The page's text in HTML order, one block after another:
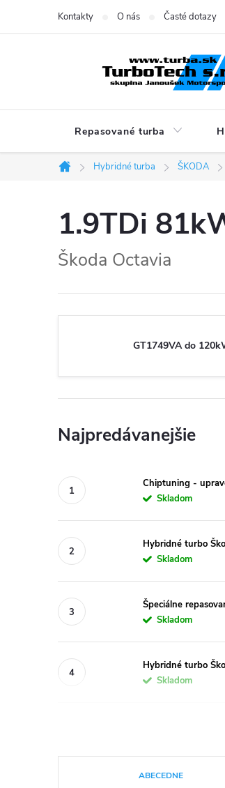
Kontakty O nás Časté dotazy
Repasované turba
Domov
Hybridné turba ŠKODA
1.9TDi
Škoda Octavia
GT1749VA do
Najpredávanejšie
Chiptuning -
Skladom
Hybridné turbo
Skladom
Špeciálne
Skladom
Hybridné turbo
Skladom
ABECEDNE